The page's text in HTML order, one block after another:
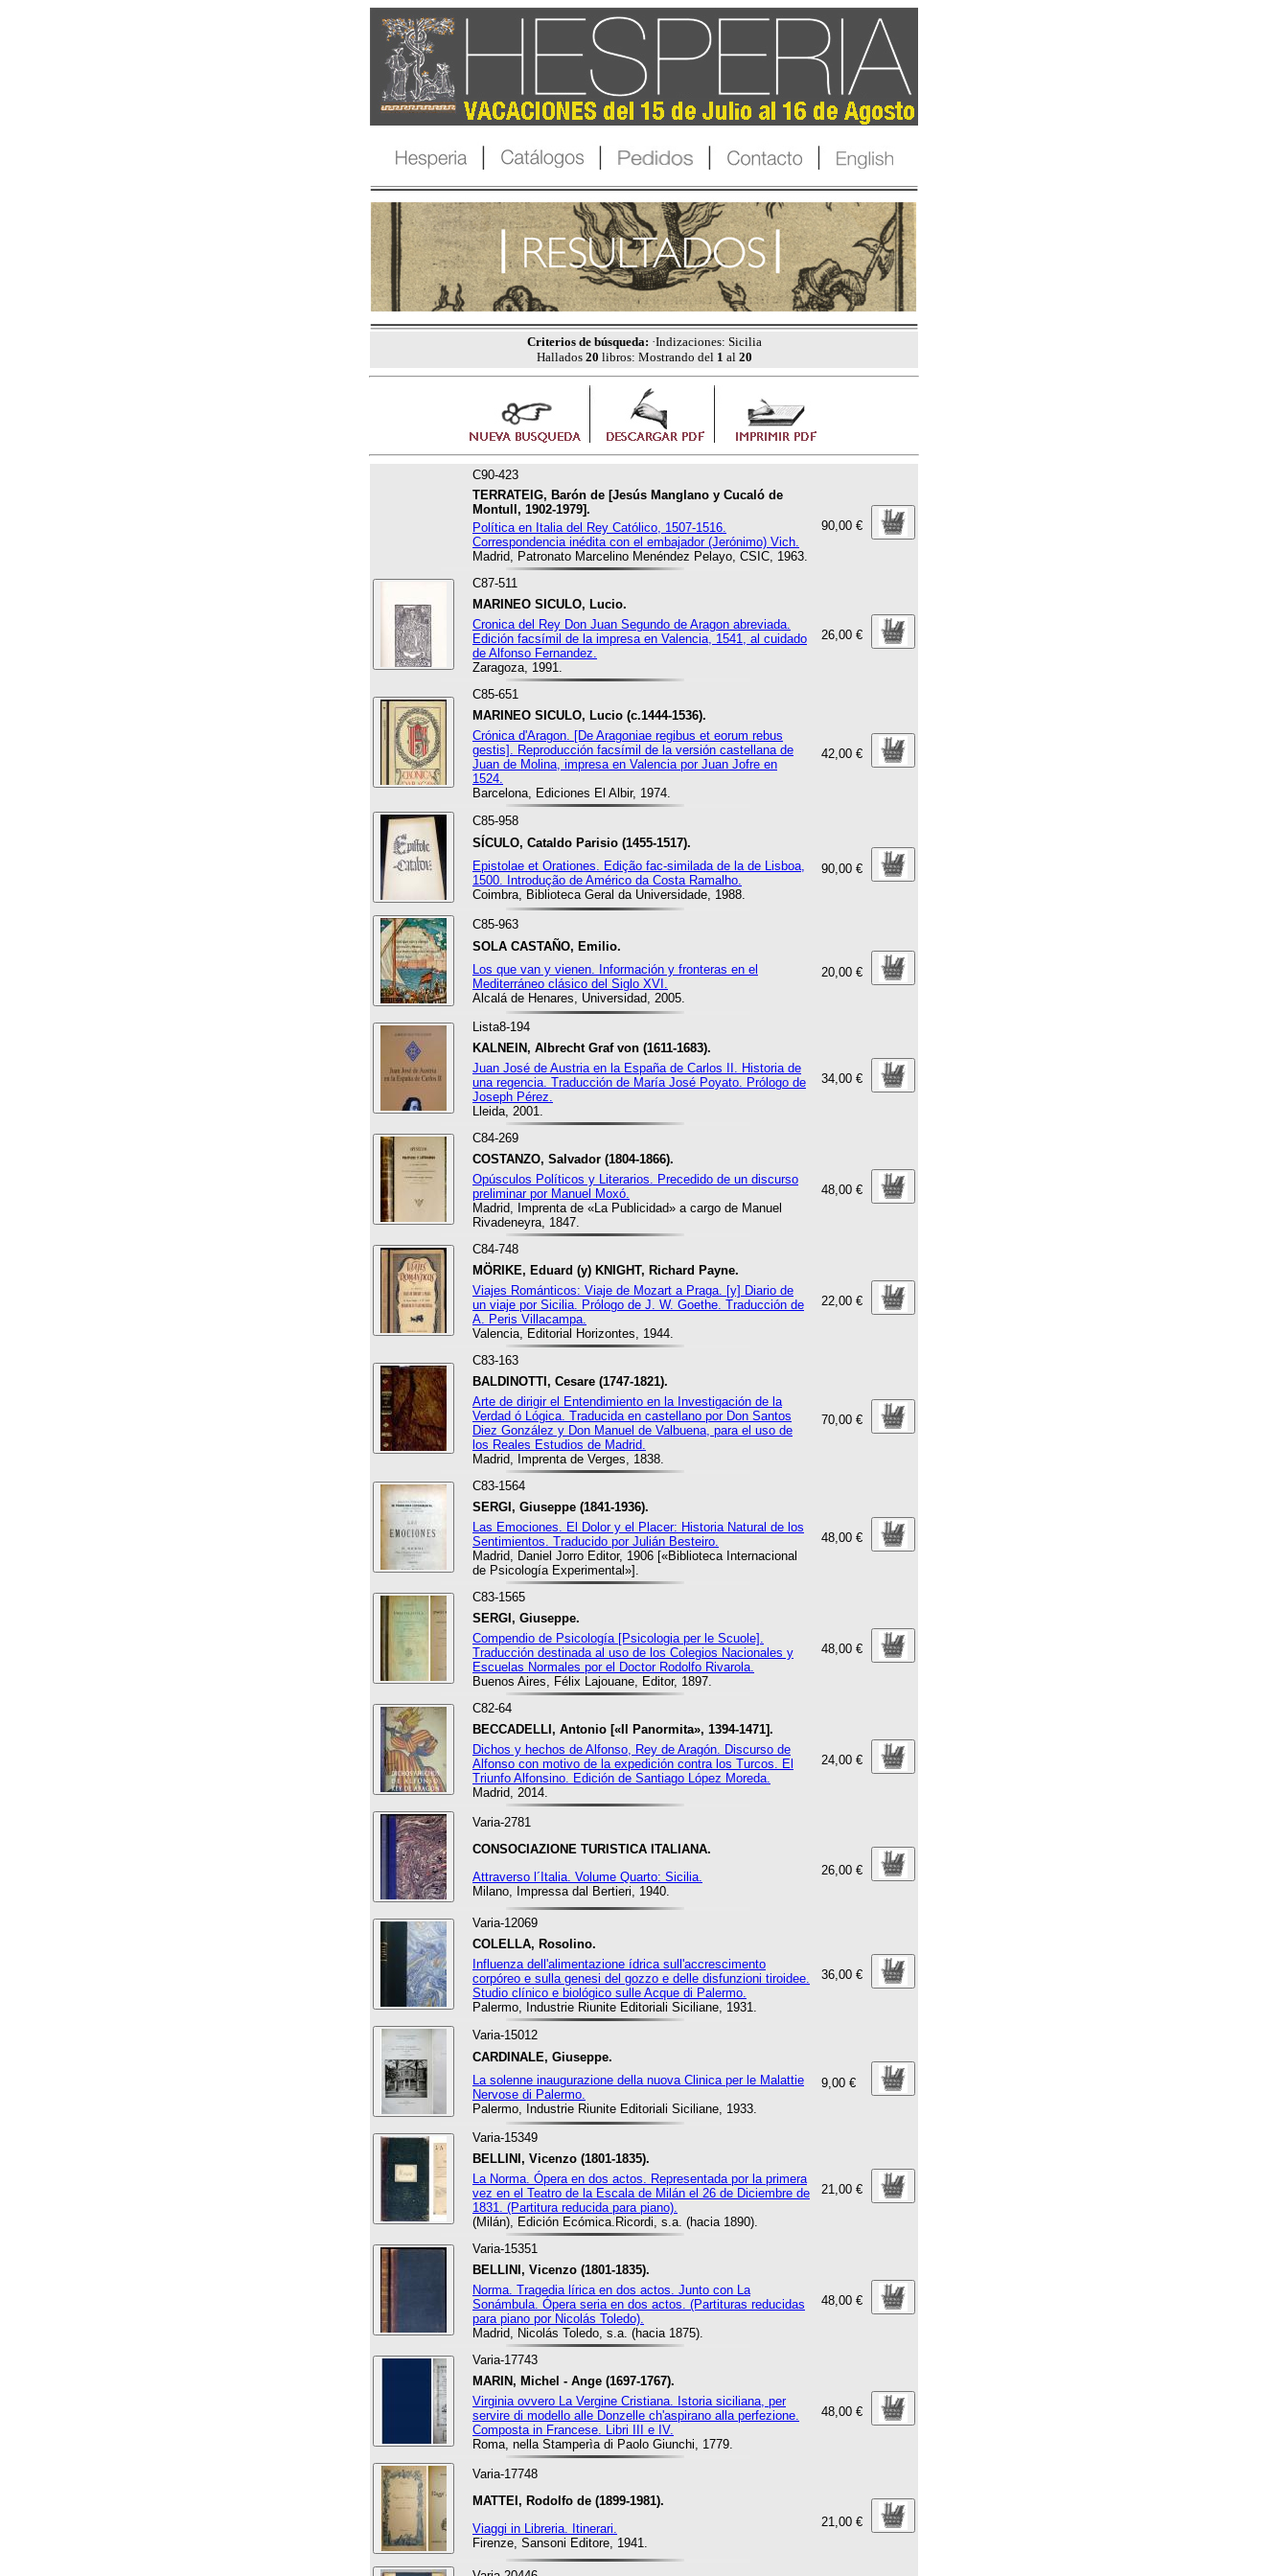
Criterios de búsqueda: ·Indizaciones: Sicilia
Hallados 20 libros: Mostrando del 1 al 20
C90-423
TERRATEIG, Barón de [Jesús Manglano y Cucaló de
Montull, 1902-1979].
90,00 €
Política en Italia del Rey Católico, 1507-1516.
Correspondencia inédita con el embajador (Jerónimo) Vich.
Madrid, Patronato Marcelino Menéndez Pelayo, CSIC, 1963.
C87-511
MARINEO SICULO, Lucio.
26,00 €
Cronica del Rey Don Juan Segundo de Aragon abreviada.
Edición facsímil de la impresa en Valencia, 1541, al cuidado
de Alfonso Fernandez.
Zaragoza, 1991.
C85-651
MARINEO SICULO, Lucio (c.1444-1536).
42,00 €
Crónica d'Aragon. [De Aragoniae regibus et eorum rebus
gestis]. Reproducción facsímil de la versión castellana de
Juan de Molina, impresa en Valencia por Juan Jofre en
1524.
Barcelona, Ediciones El Albir, 1974.
C85-958
SÍCULO, Cataldo Parisio (1455-1517).
90,00 €
Epistolae et Orationes. Edição fac-similada de la de Lisboa,
1500. Introdução de Américo da Costa Ramalho.
Coimbra, Biblioteca Geral da Universidade, 1988.
C85-963
SOLA CASTAÑO, Emilio.
20,00 €
Los que van y vienen. Información y fronteras en el
Mediterráneo clásico del Siglo XVI.
Alcalá de Henares, Universidad, 2005.
Lista8-194
KALNEIN, Albrecht Graf von (1611-1683).
34,00 €
Juan José de Austria en la España de Carlos II. Historia de
una regencia. Traducción de María José Poyato. Prólogo de
Joseph Pérez.
Lleida, 2001.
C84-269
COSTANZO, Salvador (1804-1866).
48,00 €
Opúsculos Políticos y Literarios. Precedido de un discurso
preliminar por Manuel Moxó.
Madrid, Imprenta de «La Publicidad» a cargo de Manuel
Rivadeneyra, 1847.
C84-748
MÖRIKE, Eduard (y) KNIGHT, Richard Payne.
22,00 €
Viajes Románticos: Viaje de Mozart a Praga. [y] Diario de
un viaje por Sicilia. Prólogo de J. W. Goethe. Traducción de
A. Peris Villacampa.
Valencia, Editorial Horizontes, 1944.
C83-163
BALDINOTTI, Cesare (1747-1821).
70,00 €
Arte de dirigir el Entendimiento en la Investigación de la
Verdad ó Lógica. Traducida en castellano por Don Santos
Diez González y Don Manuel de Valbuena, para el uso de
los Reales Estudios de Madrid.
Madrid, Imprenta de Verges, 1838.
C83-1564
SERGI, Giuseppe (1841-1936).
48,00 €
Las Emociones. El Dolor y el Placer: Historia Natural de los
Sentimientos. Traducido por Julián Besteiro.
Madrid, Daniel Jorro Editor, 1906 [«Biblioteca Internacional
de Psicología Experimental»].
C83-1565
SERGI, Giuseppe.
48,00 €
Compendio de Psicología [Psicologia per le Scuole].
Traducción destinada al uso de los Colegios Nacionales y
Escuelas Normales por el Doctor Rodolfo Rivarola.
Buenos Aires, Félix Lajouane, Editor, 1897.
C82-64
BECCADELLI, Antonio [«Il Panormita», 1394-1471].
24,00 €
Dichos y hechos de Alfonso, Rey de Aragón. Discurso de
Alfonso con motivo de la expedición contra los Turcos. El
Triunfo Alfonsino. Edición de Santiago López Moreda.
Madrid, 2014.
Varia-2781
CONSOCIAZIONE TURISTICA ITALIANA.
26,00 €
Attraverso l´Italia. Volume Quarto: Sicilia.
Milano, Impressa dal Bertieri, 1940.
Varia-12069
COLELLA, Rosolino.
36,00 €
Influenza dell'alimentazione ídrica sull'accrescimento
corpóreo e sulla genesi del gozzo e delle disfunzioni tiroidee.
Studio clínico e biológico sulle Acque di Palermo.
Palermo, Industrie Riunite Editoriali Siciliane, 1931.
Varia-15012
CARDINALE, Giuseppe.
9,00 €
La solenne inaugurazione della nuova Clinica per le Malattie
Nervose di Palermo.
Palermo, Industrie Riunite Editoriali Siciliane, 1933.
Varia-15349
BELLINI, Vicenzo (1801-1835).
21,00 €
La Norma. Ópera en dos actos. Representada por la primera
vez en el Teatro de la Escala de Milán el 26 de Diciembre de
1831. (Partitura reducida para piano).
(Milán), Edición Ecómica.Ricordi, s.a. (hacia 1890).
Varia-15351
BELLINI, Vicenzo (1801-1835).
48,00 €
Norma. Tragedia lírica en dos actos. Junto con La
Sonámbula. Ópera seria en dos actos. (Partituras reducidas
para piano por Nicolás Toledo).
Madrid, Nicolás Toledo, s.a. (hacia 1875).
Varia-17743
MARIN, Michel - Ange (1697-1767).
48,00 €
Virginia ovvero La Vergine Cristiana. Istoria siciliana, per
servire di modello alle Donzelle ch'aspirano alla perfezione.
Composta in Francese. Libri III e IV.
Roma, nella Stamperìa di Paolo Giunchi, 1779.
Varia-17748
MATTEI, Rodolfo de (1899-1981).
21,00 €
Viaggi in Libreria. Itinerari.
Firenze, Sansoni Editore, 1941.